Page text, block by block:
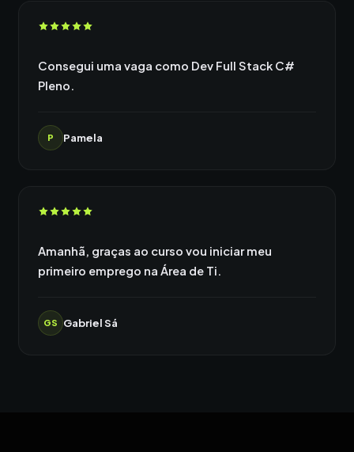
Consegui uma vaga como Dev Full Stack C#
Pleno.
P Pamela
Amanhã, graças ao curso vou iniciar meu
primeiro emprego na Área de Ti.
GS Gabriel Sá